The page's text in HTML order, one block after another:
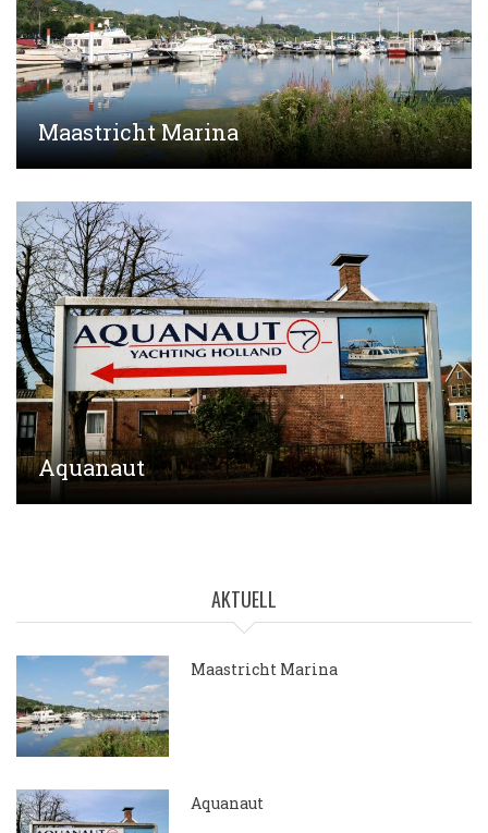
Maastricht Marina
Aquanaut
AKTUELL
Maastricht Marina
Aquanaut